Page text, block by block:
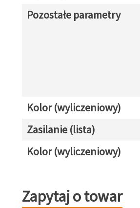
Pozostałe parametry
Kolor (wyliczeniowy)
Zasilanie (lista)
Kolor (wyliczeniowy)
Zapytaj o towar
Zapytaj o towar